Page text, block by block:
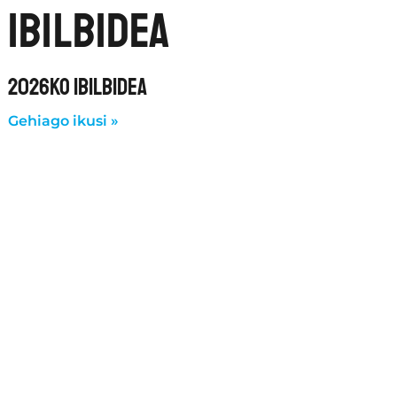
ibilbidea
2026KO IBILBIDEA
Gehiago ikusi »